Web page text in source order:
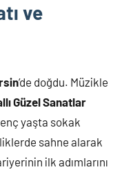
ve
’de doğdu. Müzikle
Güzel Sanatlar
yaşta sokak
sahne alarak
ilk adımlarını